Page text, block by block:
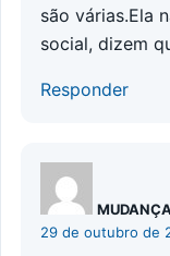
são várias.Ela
social, dizem
Responder
29 de outubro de